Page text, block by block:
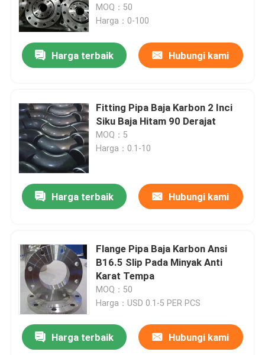
MOQ：50
Harga：0-100
Harga terbaik Hubungi kami
Fitting Pipa Baja Karbon 2 Inci
Siku Baja Hitam 90 Derajat
MOQ：5
Harga：0.1-10
Harga terbaik Hubungi kami
Flange Pipa Baja Karbon Ansi
B16.5 Slip Pada Minyak Anti
Karat Tempa
MOQ：50
Harga：USD 0.1-5 PER PCS
Harga terbaik Hubungi kami